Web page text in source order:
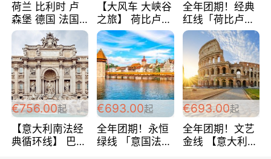
荷兰 比利时 卢
森堡 德国 法国
超爽玩遍西欧 循
环线 全程四星宾
馆 108欧/人/天
【大风车 大峡谷
之旅】 荷比卢德
法 巴黎上下 经
典五国四日游
488欧/人
全年团期！经典
红线「荷比卢德
法」七天循环 五
国 仅售99欧/人/
天！巴黎上下！
包拼房~
€756.00起
【意大利南法经
典循环线】 巴黎
€693.00起
全年团期！永恒
绿线 「意国法
€693.00起
全年团期！文艺
金线 【意大利一